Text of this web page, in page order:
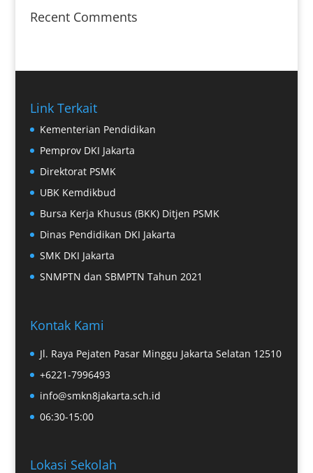
Recent Comments
Link Terkait
Kementerian Pendidikan
Pemprov DKI Jakarta
Direktorat PSMK
UBK Kemdikbud
Bursa Kerja Khusus (BKK) Ditjen PSMK
Dinas Pendidikan DKI Jakarta
SMK DKI Jakarta
SNMPTN dan SBMPTN Tahun 2021
Kontak Kami
Jl. Raya Pejaten Pasar Minggu Jakarta Selatan 12510
+6221-7996493
info@smkn8jakarta.sch.id
06:30-15:00
Lokasi Sekolah